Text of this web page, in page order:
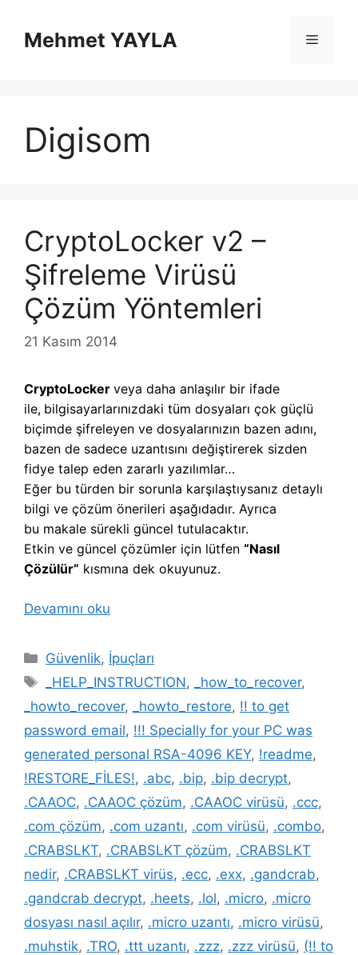
Mehmet YAYLA Menü
Digisom
CryptoLocker v2 –
Şifreleme Virüsü
Çözüm Yöntemleri
21 Kasım 2014
CryptoLocker veya daha anlaşılır bir ifade
ile, bilgisayarlarınızdaki tüm dosyaları çok güçlü
biçimde şifreleyen ve dosyalarınızın bazen adını,
bazen de sadece uzantısını değiştirerek sizden
fidye talep eden zararlı yazılımlar…
Eğer bu türden bir sorunla karşılaştıysanız detaylı
bilgi ve çözüm önerileri aşağıdadır. Ayrıca
bu makale sürekli güncel tutulacaktır.
Etkin ve güncel çözümler için lütfen “Nasıl
Çözülür” kısmına dek okuyunuz.
Devamını oku
Kategoriler
Güvenlik, İpuçları
Etiketler
_HELP_INSTRUCTION, _how_to_recover,
_howto_recover, _howto_restore, !! to get
password email, !!! Specially for your PC was
generated personal RSA-4096 KEY, !readme,
!RESTORE_FİLES!, .abc, .bip, .bip decrypt,
.CAAOC, .CAAOC çözüm, .CAAOC virüsü, .ccc,
.com çözüm, .com uzantı, .com virüsü, .combo,
.CRABSLKT, .CRABSLKT çözüm, .CRABSLKT
nedir, .CRABSLKT virüs, .ecc, .exx, .gandcrab,
.gandcrab decrypt, .heets, .lol, .micro, .micro
dosyası nasıl açılır, .micro uzantı, .micro virüsü,
.muhstik, .TRO, .ttt uzantı, .zzz, .zzz virüsü, (!! to